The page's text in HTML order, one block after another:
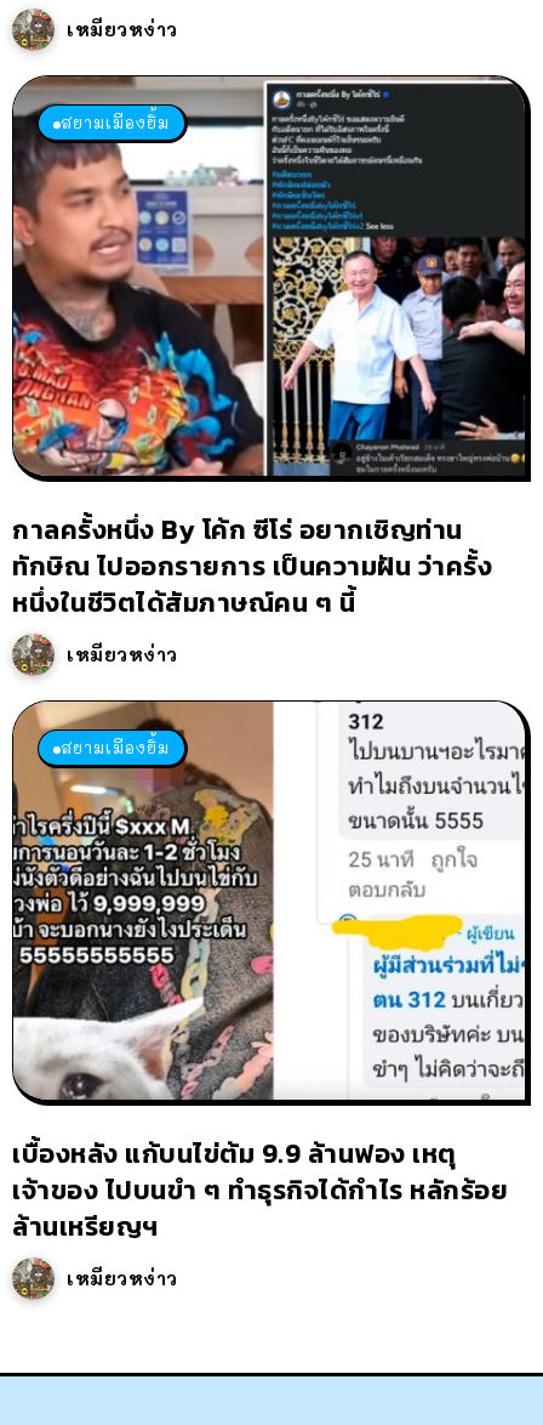
เหมียวหง่าว
สยามเมืองยิ้ม
กาลครั้งหนึ่ง By โค้ก ซีโร่ อยากเชิญท่าน
ทักษิณ ไปออกรายการ เป็นความฝัน ว่าครั้ง
หนึ่งในชีวิตได้สัมภาษณ์คน ๆ นี้
เหมียวหง่าว
สยามเมืองยิ้ม
เบื้องหลัง แก้บนไข่ต้ม 9.9 ล้านฟอง เหตุ
เจ้าของ ไปบนขำ ๆ ทำธุรกิจได้กำไร หลักร้อย
ล้านเหรียญฯ
เหมียวหง่าว